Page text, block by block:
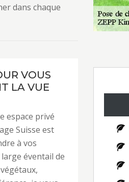
dans chaque
VOUS
LA VUE
espace privé
Suisse est
à vos
éventail de